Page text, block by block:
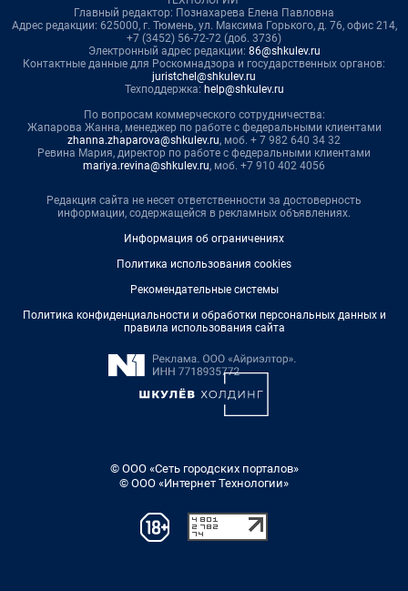
Главный редактор: Познахарева Елена Павловна
Адрес редакции: 625000, г. Тюмень, ул. Максима Горького, д. 76, офис 214,
+7 (3452) 56-72-72 (доб. 3736)
Электронный адрес редакции: 86@shkulev.ru
Контактные данные для Роскомнадзора и государственных органов:
juristchel@shkulev.ru
Техподдержка: help@shkulev.ru
По вопросам коммерческого сотрудничества:
Жапарова Жанна, менеджер по работе с федеральными клиентами
zhanna.zhaparova@shkulev.ru, моб. + 7 982 640 34 32
Ревина Мария, директор по работе с федеральными клиентами
mariya.revina@shkulev.ru, моб. +7 910 402 4056
Редакция сайта не несет ответственности за достоверность
информации, содержащейся в рекламных объявлениях.
Информация об ограничениях
Политика использования cookies
Рекомендательные системы
Политика конфиденциальности и обработки персональных данных и
правила использования сайта
© ООО «Сеть городских порталов»
© ООО «Интернет Технологии»